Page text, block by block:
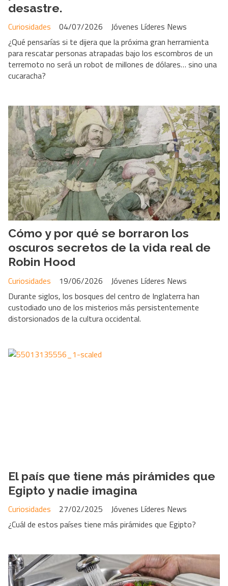
desastre.
Jóvenes Líderes News
Curiosidades
04/07/2026
¿Qué pensarías si te dijera que la próxima gran herramienta
para rescatar personas atrapadas bajo los escombros de un
terremoto no será un robot de millones de dólares… sino una
cucaracha?
Cómo y por qué se borraron los
oscuros secretos de la vida real de
Robin Hood
Jóvenes Líderes News
Curiosidades
19/06/2026
Durante siglos, los bosques del centro de Inglaterra han
custodiado uno de los misterios más persistentemente
distorsionados de la cultura occidental.
El país que tiene más pirámides que
Egipto y nadie imagina
Jóvenes Líderes News
Curiosidades
27/02/2025
¿Cuál de estos países tiene más pirámides que Egipto?